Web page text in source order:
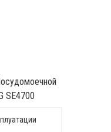
SE4700